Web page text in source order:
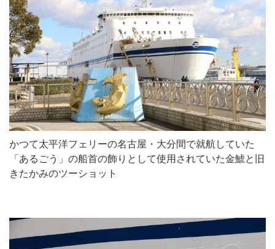
かつて太平洋フェリーの名古屋・大分間で就航していた
「あるごう」の船首の飾りとして使用されていた金鯱と旧
きたかみのツーショット